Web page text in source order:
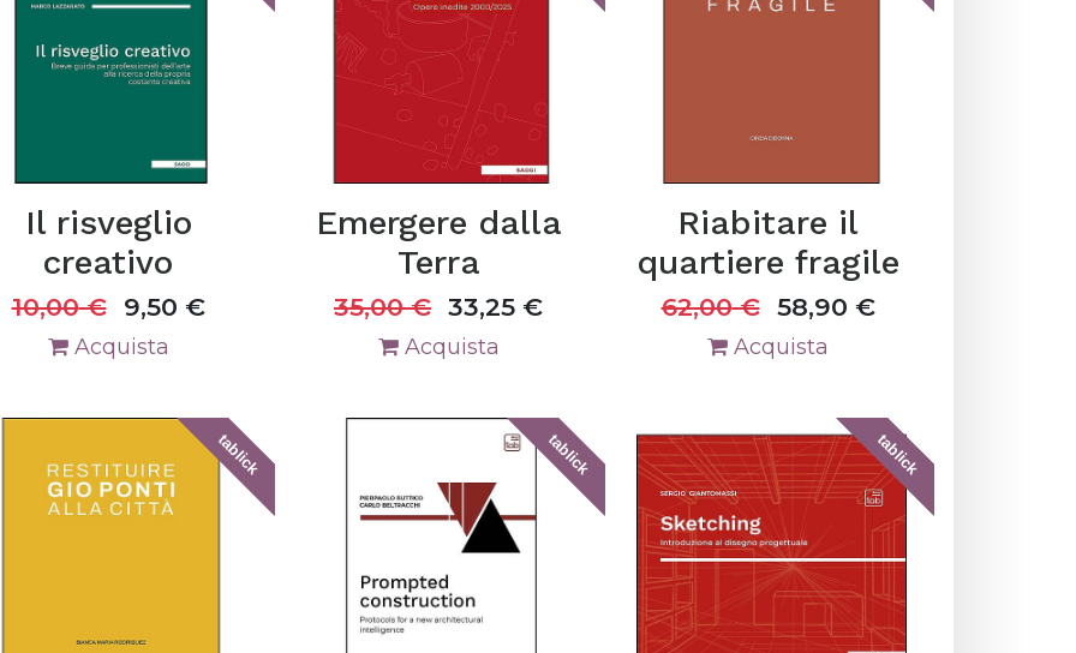
Il risveglio
creativo
10,00€ 9,50 €
Acquista
Emergere dalla
Terra
35,00€ 33,25 €
Acquista
Riabitare il
quartiere fragile
62,00€ 58,90 €
Acquista
tablick tablick tablick